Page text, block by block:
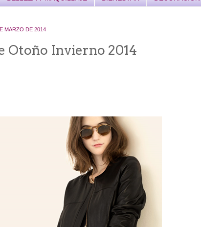
MARZO DE 2014
Otoño Invierno 2014